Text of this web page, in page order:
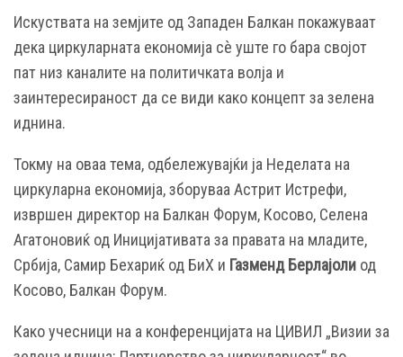
Искуствата на земјите од Западен Балкан покажуваат
дека циркуларната економија сè уште го бара својот
пат низ каналите на политичката волја и
заинтересираност да се види како концепт за зелена
иднина.
Токму на оваа тема, одбележувајќи ја Неделата на
циркуларна економија, зборуваа Астрит Истрефи,
извршен директор на Балкан Форум, Косово, Селена
Агатоновиќ од Иницијативата за правата на младите,
Србија, Самир Бехариќ од БиХ и Газменд Берлајоли од
Косово, Балкан Форум.
Како учесници на а конференцијата на ЦИВИЛ „Визии за